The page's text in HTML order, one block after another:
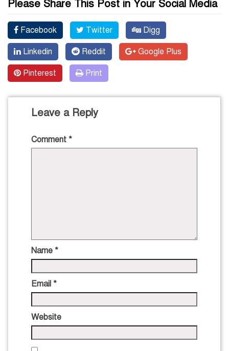
Please Share This Post in Your Social Media
Facebook Twitter Digg
Linkedin Reddit Google Plus
Pinterest Print
Leave a Reply
Comment *
Name *
Email *
Website